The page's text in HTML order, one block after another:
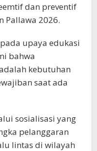
dan preventif
Pallawa 2026.
upaya edukasi
bahwa
kebutuhan
saat ada
sosialisasi yang
pelanggaran
lintas di wilayah